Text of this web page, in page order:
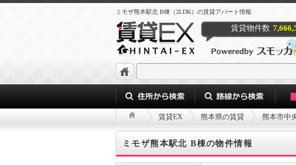
ミモザ熊本駅北 B棟（2LDK）の賃貸アパート情報
賃貸物件数
賃貸EX 熊本県の賃貸 熊本市中
ミモザ熊本駅北 B棟の物件情報